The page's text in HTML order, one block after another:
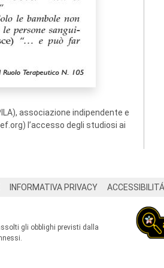
associazione indipendente e
l’accesso degli studiosi ai
INFORMATIVA PRIVACY ACCESSIBILITÁ
gli obblighi previsti dalla